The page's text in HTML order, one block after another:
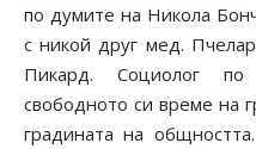
по думите на Никола
с никой друг мед.
Пикард. Социолог
свободното си време на
градината на